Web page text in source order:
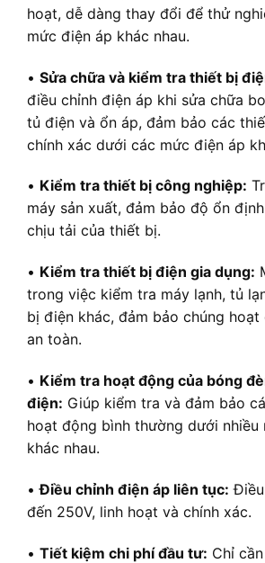
hoạt, dễ dàng thay đổi để thử
mức điện áp khác nhau.
• Sửa chữa và kiểm tra thiết bị
điều chỉnh điện áp khi sửa chữa
tủ điện và ổn áp, đảm bảo các
chính xác dưới các mức điện áp
• Kiểm tra thiết bị công nghiệp:
máy sản xuất, đảm bảo độ ổn
chịu tải của thiết bị.
• Kiểm tra thiết bị điện gia dụng:
trong việc kiểm tra máy lạnh, tủ
bị điện khác, đảm bảo chúng
an toàn.
• Kiểm tra hoạt động của bóng
điện: Giúp kiểm tra và đảm bảo
hoạt động bình thường dưới nhiều
khác nhau.
•Điều chỉnh điện áp liên tục:
đến 250V, linh hoạt và chính xác.
• Tiết kiệm chi phí đầu tư: Chỉ